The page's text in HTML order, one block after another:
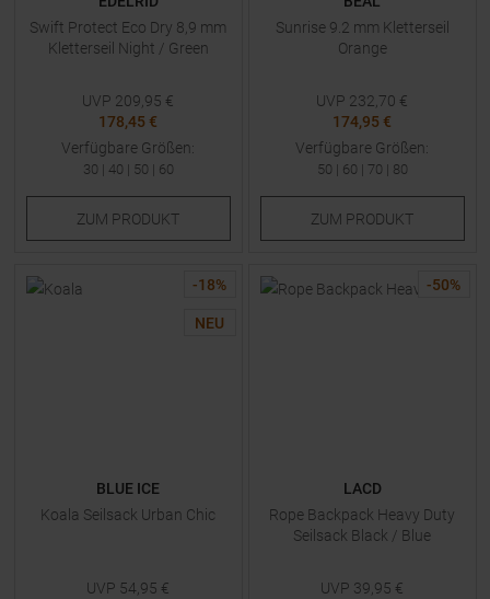
Swift Protect Eco Dry 8,9 mm
Kletterseil Night / Green
UVP 209,95 €
178,45 €
Verfügbare Größen:
30 | 40 | 50 | 60
ZUM PRODUKT
Sunrise 9.2 mm Kletterseil
Orange
UVP 232,70 €
174,95 €
Verfügbare Größen:
50 | 60 | 70 | 80
ZUM PRODUKT
-18%
NEU
BLUE ICE
Koala Seilsack Urban Chic
UVP 54,95 €
-50%
LACD
Rope Backpack Heavy Duty
Seilsack Black / Blue
UVP 39,95 €